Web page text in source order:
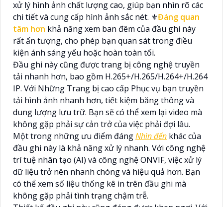
xử lý hình ảnh chất lượng cao, giúp bạn nhìn rõ các
chi tiết và cung cấp hình ảnh sắc nét. ⚜️Đáng quan
tâm hơn khả năng xem ban đêm của đầu ghi này
rất ấn tượng, cho phép bạn quan sát trong điều
kiện ánh sáng yếu hoặc hoàn toàn tối.
Đầu ghi này cũng được trang bị công nghệ truyền
tải nhanh hơn, bao gồm H.265+/H.265/H.264+/H.264
IP. Với Những Trang bị cao cấp Phục vụ bạn truyền
tải hình ảnh nhanh hơn, tiết kiệm băng thông và
dung lượng lưu trữ. Bạn sẽ có thể xem lại video mà
không gặp phải sự cản trở của việc phải đợi lâu.
Một trong những ưu điểm đángNhìn đến khác của
đầu ghi này là khả năng xử lý nhanh. Với công nghệ
trí tuệ nhân tạo (AI) và công nghệ ONVIF, việc xử lý
dữ liệu trở nên nhanh chóng và hiệu quả hơn. Bạn
có thể xem số liệu thống kê in trên đầu ghi mà
không gặp phải tình trạng chậm trễ.